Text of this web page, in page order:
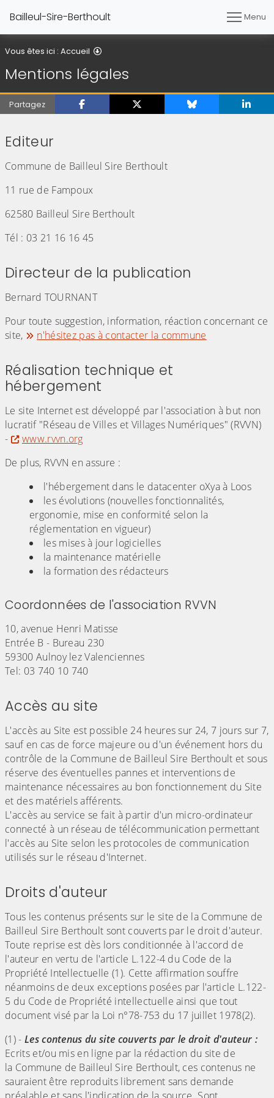
Bailleul-Sire-Berthoult Menu
Vous êtes ici : Accueil
Mentions légales
Partagez
Editeur
Commune de Bailleul Sire Berthoult
11 rue de Fampoux
62580 Bailleul Sire Berthoult
Tél : 03 21 16 16 45
Directeur de la publication
Bernard TOURNANT
Pour toute suggestion, information, réaction concernant ce
site,
n'hésitez pas à contacter la commune
Réalisation technique et
hébergement
Le site Internet est développé par l'association à but non
lucratif "Réseau de Villes et Villages Numériques" (RVVN)
-
www.rvvn.org
De plus, RVVN en assure :
l'hébergement dans le datacenter oXya à Loos
les évolutions (nouvelles fonctionnalités,
ergonomie, mise en conformité selon la
réglementation en vigueur)
les mises à jour logicielles
la maintenance matérielle
la formation des rédacteurs
Coordonnées de l'association RVVN
10, avenue Henri Matisse
Entrée B - Bureau 230
59300 Aulnoy lez Valenciennes
Tel: 03 740 10 740
Accès au site
L'accès au Site est possible 24 heures sur 24, 7 jours sur 7,
sauf en cas de force majeure ou d'un événement hors du
contrôle de la Commune de Bailleul Sire Berthoult et sous
réserve des éventuelles pannes et interventions de
maintenance nécessaires au bon fonctionnement du Site
et des matériels afférents.
L'accès au service se fait à partir d'un micro-ordinateur
connecté à un réseau de télécommunication permettant
l'accès au Site selon les protocoles de communication
utilisés sur le réseau d'Internet.
Droits d'auteur
Tous les contenus présents sur le site de la Commune de
Bailleul Sire Berthoult sont couverts par le droit d'auteur.
Toute reprise est dès lors conditionnée à l'accord de
l'auteur en vertu de l'article L.122-4 du Code de la
Propriété Intellectuelle (1). Cette affirmation souffre
néanmoins de deux exceptions posées par l'article L.122-
5 du Code de Propriété intellectuelle ainsi que tout
document visé par la Loi n°78-753 du 17 juillet 1978(2).
(1) - Les contenus du site couverts par le droit d'auteur :
Ecrits et/ou mis en ligne par la rédaction du site de
la Commune de Bailleul Sire Berthoult, ces contenus ne
sauraient être reproduits librement sans demande